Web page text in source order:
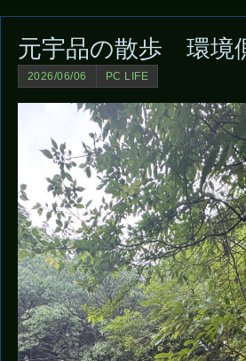
元宇品の散歩 環境
2026/06/06 PC LIFE